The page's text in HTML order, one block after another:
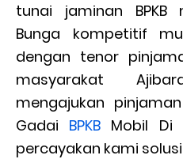
tunai jaminan BPKB
Bunga kompetitif
dengan tenor
masyarakat
mengajukan
Gadai BPKB Mobil Di
percayakan kami